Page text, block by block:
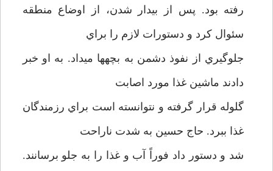
رفته بود. پس از بيدار شدن، از اوضاع منطقه
سئوال كرد و دستورات لازم را براي
جلوگيري از نفوذ دشمن به بچه­ها مي­داد. به او خبر
دادند ماشين غذا مورد اصابت
گلوله قرار گرفته و نتوانسته است براي رزمندگان
غذا ببرد. حاج حسين به شدت ناراحت
شد و دستور داد فوراً آب و غذا را به جلو برسانند.